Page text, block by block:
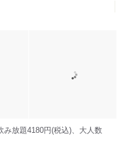
み放題4180円(税込)、大人数